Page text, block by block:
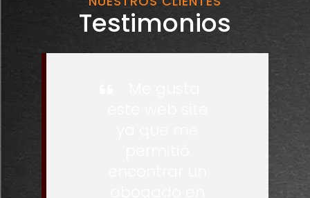
Testimonios